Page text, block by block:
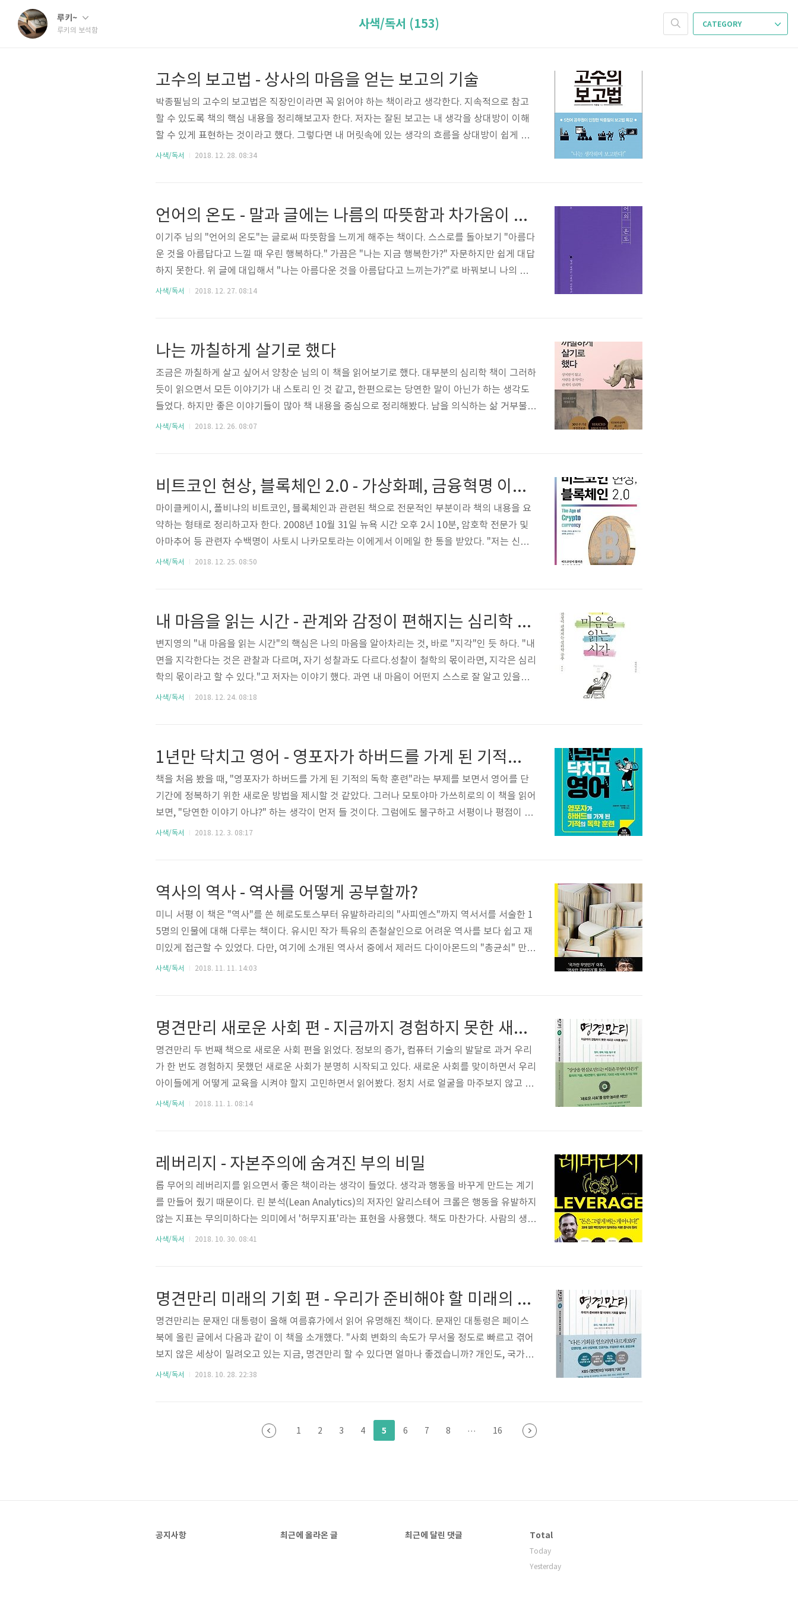
루키~
루키의 보석함
CATEGORY
사색/독서 (153)
고수의 보고법 - 상사의 마음을 얻는 보고의 기술
박종필님의 고수의 보고법은 직장인이라면 꼭 읽어야 하는 책이라고 생각한다. 지속적으로 참고
할 수 있도록 책의 핵심 내용을 정리해보고자 한다. 저자는 잘된 보고는 내 생각을 상대방이 이해
할 수 있게 표현하는 것이라고 했다. 그렇다면 내 머릿속에 있는 생각의 흐름을 상대방이 쉽게 이
해할 수 있게 하려면 어떤 과정이 필요할까? 1. 기획 - 스토리를 찾아내는 생각 정리하기 2. 쓰기 -
의미와 가치를 찾을 수 있다...
사색/독서 2018. 12. 28. 08:34
언어의 온도 - 말과 글에는 나름의 따뜻함과 차가움이 있다.
이기주 님의 "언어의 온도"는 글로써 따뜻함을 느끼게 해주는 책이다. 스스로를 돌아보기 "아름다
운 것을 아름답다고 느낄 때 우린 행복하다." 가끔은 "나는 지금 행복한가?" 자문하지만 쉽게 대답
하지 못한다. 위 글에 대입해서 "나는 아름다운 것을 아름답다고 느끼는가?"로 바꿔보니 나의 메
마른 감정이 떠올랐다. 그리고 항상 바쁘다는 말을 입에 달고 산다. "정말 바쁜 것인지, 아니면 '바
때론 어떤 말을 하지 않느냐..
사색/독서 2018. 12. 27. 08:14
나는 까칠하게 살기로 했다
조금은 까칠하게 살고 싶어서 양창순 님의 이 책을 읽어보기로 했다. 대부분의 심리학 책이 그러하
듯이 읽으면서 모든 이야기가 내 스토리 인 것 같고, 한편으로는 당연한 말이 아닌가 하는 생각도
들었다. 하지만 좋은 이야기들이 많아 책 내용을 중심으로 정리해봤다. 남을 의식하는 삶 거부불안
우리는 자기 주장을 하는데 어려움을 겪는다. 거부당하는 것이 너무 두렵기 때문이다. 저자는 인간
까, 내 마음 같은 사람이 있을 리 없잖..
사색/독서 2018. 12. 26. 08:07
비트코인 현상, 블록체인 2.0 - 가상화폐, 금융혁명 이상을 꿈꾸다
마이클케이시, 폴비냐의 비트코인, 블록체인과 관련된 책으로 전문적인 부분이라 책의 내용을 요
약하는 형태로 정리하고자 한다. 2008년 10월 31일 뉴욕 시간 오후 2시 10분, 암호학 전문가 및
아마추어 등 관련자 수백명이 사토시 나카모토라는 이에게서 이메일 한 통을 받았다. "저는 신뢰
할 만한 제3자 중개인이 전혀 필요 없는, 완전히 당사자간 1:1로 운영되는 새로운 전자 통화 시스
폐, 즉 화폐의 개념을 가지고 있다. 화폐에..
사색/독서 2018. 12. 25. 08:50
내 마음을 읽는 시간 - 관계와 감정이 편해지는 심리학 공부
변지영의 "내 마음을 읽는 시간"의 핵심은 나의 마음을 알아차리는 것, 바로 "지각"인 듯 하다. "내
면을 지각한다는 것은 관찰과 다르며, 자기 성찰과도 다르다.성찰이 철학의 몫이라면, 지각은 심리
학의 몫이라고 할 수 있다."고 저자는 이야기 했다. 과연 내 마음이 어떤지 스스로 잘 알고 있을까?
책을 읽고 난 후, 현재 내 마음이 어떤지 생각해봤다. 즐거움, 슬픔, 기쁨, 아픔, 사랑스러움, 분노가
오를 느끼다, 미..
사색/독서 2018. 12. 24. 08:18
1년만 닥치고 영어 - 영포자가 하버드를 가게 된 기적의 독학 훈련
책을 처음 봤을 때, "영포자가 하버드를 가게 된 기적의 독학 훈련"라는 부제를 보면서 영어를 단
기간에 정복하기 위한 새로운 방법을 제시할 것 같았다. 그러나 모토야마 가쓰히로의 이 책을 읽어
보면, "당연한 이야기 아냐?" 하는 생각이 먼저 들 것이다. 그럼에도 불구하고 서평이나 평점이 좋
게 나와 있다. 왜 그럴까? 효율성만을 강조하던 다른 영어 공부법과 달리 기본적인 내용을 포함했
겨우 1,560시간에 불과한 것이다..
사색/독서 2018. 12. 3. 08:17
역사의 역사 - 역사를 어떻게 공부할까?
미니 서평 이 책은 "역사"를 쓴 헤로도토스부터 유발하라리의 "사피엔스"까지 역서서를 서술한 1
5명의 인물에 대해 다루는 책이다. 유시민 작가 특유의 촌철살인으로 어려운 역사를 보다 쉽고 재
미있게 접근할 수 있었다. 다만, 여기에 소개된 역사서 중에서 제러드 다이아몬드의 "총균쇠" 만
정독한 적이 있어 조금 부끄럽게 느껴졌다. 역사서들은 양도 많고 읽어도 이해하기 쉽지 않기 때문
를 밝히는 지도가 된다고 한다. 과거의 실..
사색/독서 2018. 11. 11. 14:03
명견만리 새로운 사회 편 - 지금까지 경험하지 못한 새로운 사회를 말하다
명견만리 두 번째 책으로 새로운 사회 편을 읽었다. 정보의 증가, 컴퓨터 기술의 발달로 과거 우리
가 한 번도 경험하지 못했던 새로운 사회가 분명히 시작되고 있다. 새로운 사회를 맞이하면서 우리
아이들에게 어떻게 교육을 시켜야 할지 고민하면서 읽어봤다. 정치 서로 얼굴을 마주보지 않고 생
활하는 세상이 되어가고 있다. 심지어 대학생들이 카페에서 함께 앉아 각자 페이스북이나 카카오
블록체인 등 기술이 발달하면서 직접 민주주의와 같은..
사색/독서 2018. 11. 1. 08:14
레버리지 - 자본주의에 숨겨진 부의 비밀
롭 무어의 레버리지를 읽으면서 좋은 책이라는 생각이 들었다. 생각과 행동을 바꾸게 만드는 계기
를 만들어 줬기 때문이다. 린 분석(Lean Analytics)의 저자인 알리스테어 크롤은 행동을 유발하지
않는 지표는 무의미하다는 의미에서 '허무지표'라는 표현을 사용했다. 책도 마찬가다. 사람의 생각
이나 행동을 바꿀 수 없다면 '허무한 책'일 것이다. 낭비된 시간, 소비된 시간과 투자된 시간우리는
기계발을 투자된 시간으로..
사색/독서 2018. 10. 30. 08:41
명견만리 미래의 기회 편 - 우리가 준비해야 할 미래의 기회를 말하다
명견만리는 문재인 대통령이 올해 여름휴가에서 읽어 유명해진 책이다. 문재인 대통령은 페이스
북에 올린 글에서 다음과 같이 이 책을 소개했다. "사회 변화의 속도가 무서울 정도로 빠르고 겪어
보지 않은 세상이 밀려오고 있는 지금, 명견만리 할 수 있다면 얼마나 좋겠습니까? 개인도, 국가도
만리까지는 아니어도 적어도 10년, 20년, 30년은 내다보면서 세상의 변화를 대비해야 할 때입니
를 이해하고 미래를 고민할 만한 내용을 다루고 있다. 윤리(Ethics) 윤리에서는 착한 소비와 부패
척결을 다룬다. 특히 부패와 관련해서..
사색/독서 2018. 10. 28. 22:38
1 2 3 4 5 6 7 8 ··· 16
공지사항 최근에 올라온 글 최근에 달린 댓글 Total
Today
Yesterday